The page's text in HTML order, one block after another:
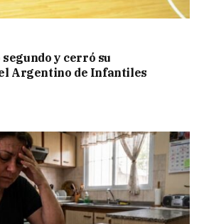
y cerró su
Argentino de Infantiles